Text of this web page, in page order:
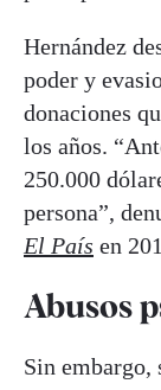
Hernández
poder y
donaciones
los años.
250.000
persona”,
El País en
Abusos
Sin